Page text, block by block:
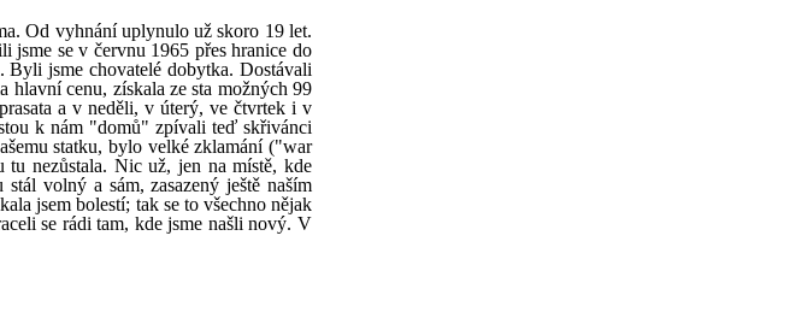
Od vyhnání uplynulo už skoro 19 let.
se v červnu 1965 přes hranice do
Byli jsme chovatelé dobytka. Dostávali
hlavní cenu, získala ze sta možných 99
a v neděli, v úterý, ve čtvrtek i v
k nám "domů" zpívali teď skřivánci
statku, bylo velké zklamání ("war
nezůstala. Nic už, jen na místě, kde
volný a sám, zasazený ještě naším
jsem bolestí; tak se to všechno nějak
se rádi tam, kde jsme našli nový. V